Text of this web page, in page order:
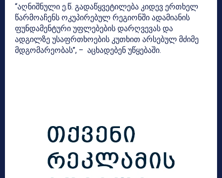
“აღნიშნული ე.წ. გადაწყვეტილება კიდევ ერთხელ
წარმოაჩენს ოკუპირებულ რეგიონში ადამიანის
ფუნდამენტური უფლებების დარღვევას და
ადგილზე უსაფრთხოების კუთხით არსებულ მძიმე
მდგომარეობას”, – აცხადებენ უწყებაში.